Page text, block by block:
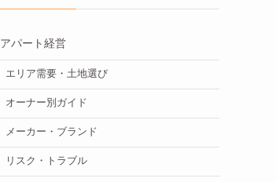
アパート経営
エリア需要・土地選び
オーナー別ガイド
メーカー・ブランド
リスク・トラブル